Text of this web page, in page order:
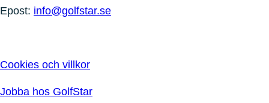
Epost: info@golfstar.se
Cookies och villkor
Jobba hos GolfStar